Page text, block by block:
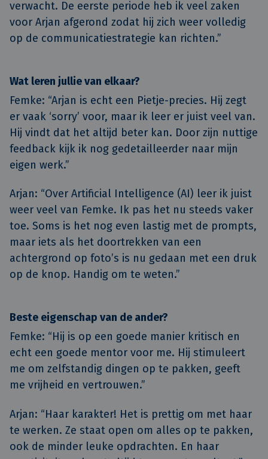
verwacht. De eerste periode heb ik veel zaken
voor Arjan afgerond zodat hij zich weer volledig
op de communicatiestrategie kan richten.”
Wat leren jullie van elkaar?
Femke: “Arjan is echt een Pietje-precies. Hij zegt
er vaak ‘sorry’ voor, maar ik leer er juist veel van.
Hij vindt dat het altijd beter kan. Door zijn nuttige
feedback kijk ik nog gedetailleerder naar mijn
eigen werk.”
Arjan: “Over Artificial Intelligence (AI) leer ik juist
weer veel van Femke. Ik pas het nu steeds vaker
toe. Soms is het nog even lastig met de prompts,
maar iets als het doortrekken van een
achtergrond op foto’s is nu gedaan met een druk
op de knop. Handig om te weten.”
Beste eigenschap van de ander?
Femke: “Hij is op een goede manier kritisch en
echt een goede mentor voor me. Hij stimuleert
me om zelfstandig dingen op te pakken, geeft
me vrijheid en vertrouwen.”
Arjan: “Haar karakter! Het is prettig om met haar
te werken. Ze staat open om alles op te pakken,
ook de minder leuke opdrachten. En haar